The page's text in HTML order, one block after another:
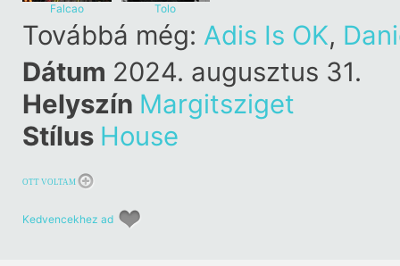
Falcao Tolo
Továbbá még: Adis Is OK,
Dátum 2024. augusztus 31.
Helyszín Margitsziget
Stílus House
OTT VOLTAM
Kedvencekhez ad